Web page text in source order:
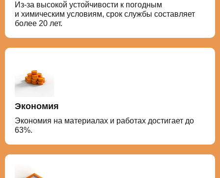
Из-за высокой устойчивости к погодным
и химическим условиям, срок службы составляет
более 20 лет.
Экономия
Экономия на материалах и работах достигает до
63%.